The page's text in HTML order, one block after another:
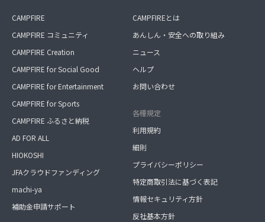
CAMPFIRE
CAMPFIRE コミュニティ
CAMPFIRE Creation
CAMPFIRE for Social Good
CAMPFIRE for Entertainment
CAMPFIRE for Sports
CAMPFIRE ふるさと納税
AD FOR ALL
HIOKOSHI
JFAクラウドファンディング
machi-ya
補助金申請サポート
CAMPFIREとは
あんしん・安全への取り組み
ニュース
ヘルプ
お問い合わせ
各種規定
利用規約
細則
プライバシーポリシー
特定商取引法に基づく表記
情報セキュリティ方針
反社基本方針